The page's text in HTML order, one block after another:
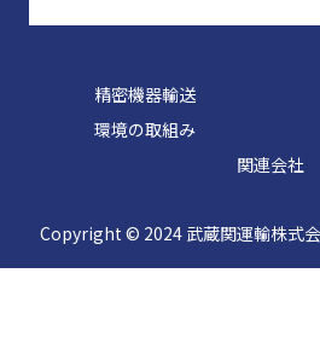
精密機器輸送
環境の取組み
関連会社
Copyright © 2024 武蔵関運輸株式